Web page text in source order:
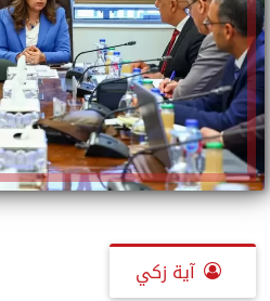
آية زكي